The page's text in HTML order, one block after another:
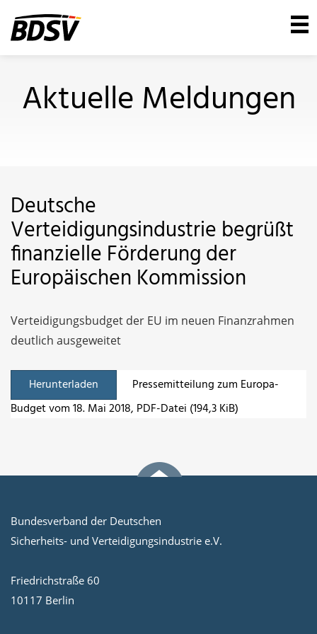
Aktuelle Meldungen
Deutsche
Verteidigungsindustrie begrüßt
finanzielle Förderung der
Europäischen Kommission
Verteidigungsbudget der EU im neuen Finanzrahmen
deutlich ausgeweitet
Herunterladen
Pressemitteilung zum Europa-
Budget vom 18. Mai 2018, PDF-Datei (194,3 KiB)
Bundesverband der Deutschen
Sicherheits- und Verteidigungsindustrie e.V.
Friedrichstraße 60
10117 Berlin